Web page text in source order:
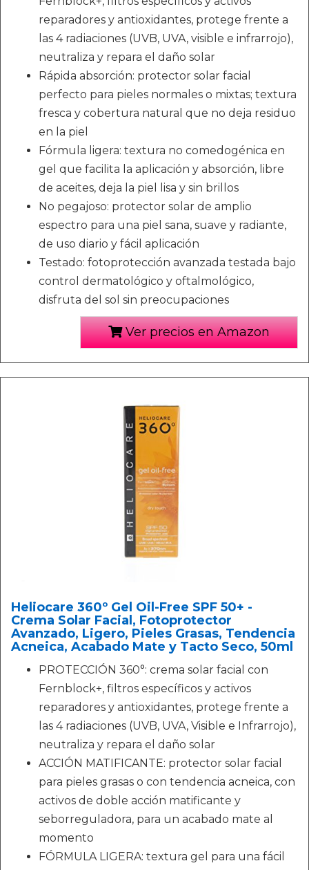
reparadores y antioxidantes, protege frente a
las 4 radiaciones (UVB, UVA, visible e infrarrojo),
neutraliza y repara el daño solar
Rápida absorción: protector solar facial
perfecto para pieles normales o mixtas; textura
fresca y cobertura natural que no deja residuo
en la piel
Fórmula ligera: textura no comedogénica en
gel que facilita la aplicación y absorción, libre
de aceites, deja la piel lisa y sin brillos
No pegajoso: protector solar de amplio
espectro para una piel sana, suave y radiante,
de uso diario y fácil aplicación
Testado: fotoprotección avanzada testada bajo
control dermatológico y oftalmológico,
disfruta del sol sin preocupaciones
Ver precios en Amazon
Heliocare 360º Gel Oil-Free SPF 50+ -
Crema Solar Facial, Fotoprotector
Avanzado, Ligero, Pieles Grasas, Tendencia
Acneica, Acabado Mate y Tacto Seco, 50ml
PROTECCIÓN 360°: crema solar facial con
Fernblock+, filtros específicos y activos
reparadores y antioxidantes, protege frente a
las 4 radiaciones (UVB, UVA, Visible e Infrarrojo),
neutraliza y repara el daño solar
ACCIÓN MATIFICANTE: protector solar facial
para pieles grasas o con tendencia acneica, con
activos de doble acción matificante y
seborreguladora, para un acabado mate al
momento
FÓRMULA LIGERA: textura gel para una fácil